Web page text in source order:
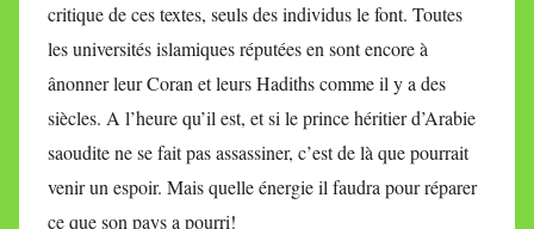
critique de ces textes, seuls des individus le font. Toutes
les universités islamiques réputées en sont encore à
ânonner leur Coran et leurs Hadiths comme il y a des
siècles. A l’heure qu’il est, et si le prince héritier d’Arabie
saoudite ne se fait pas assassiner, c’est de là que pourrait
venir un espoir. Mais quelle énergie il faudra pour réparer
ce que son pays a pourri!